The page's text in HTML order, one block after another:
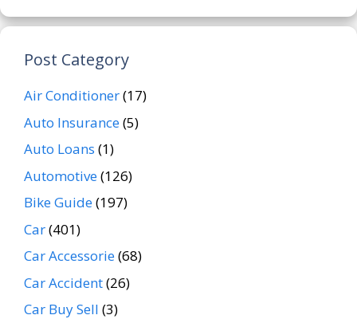
Post Category
Air Conditioner(17)
Auto Insurance(5)
Auto Loans (1)
Automotive(126)
Bike Guide(197)
Car(401)
Car Accessorie(68)
Car Accident(26)
Car Buy Sell (3)